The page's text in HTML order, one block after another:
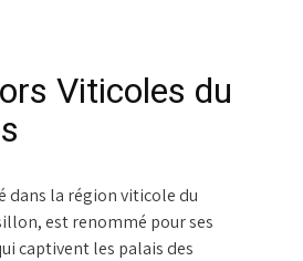
Viticoles du
dans la région viticole du
est renommé pour ses
captivent les palais des